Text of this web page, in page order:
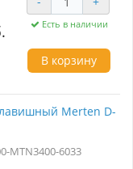
подключение
гарантируя
и стабильную
в цвете сахара
вписаться в любое
стиль и
установки и
её подходящей как
так и для домашних
материалы и
Выбор этой
Есть в наличии
В корзину
Merten D-
MTN3400-6033